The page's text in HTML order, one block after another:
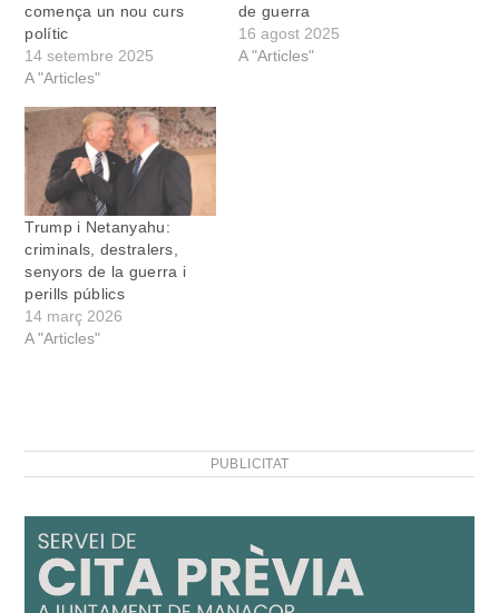
comença un nou curs
polític
14 setembre 2025
A "Articles"
de guerra
16 agost 2025
A "Articles"
Trump i Netanyahu:
criminals, destralers,
senyors de la guerra i
perills públics
14 març 2026
A "Articles"
PUBLICITAT